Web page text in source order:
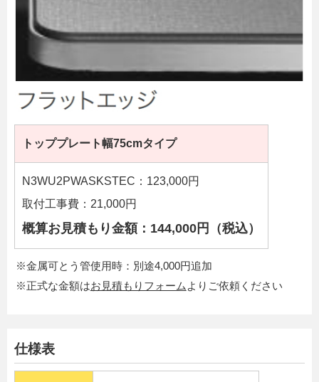
トッププレート幅75cmタイプ
N3WU2PWASKSTEC：123,000円
取付工事費：21,000円
概算お見積もり金額：144,000円（税込）
※金属可とう管使用時：別途4,000円追加
※正式な金額はお見積もりフォームよりご依頼ください
仕様表